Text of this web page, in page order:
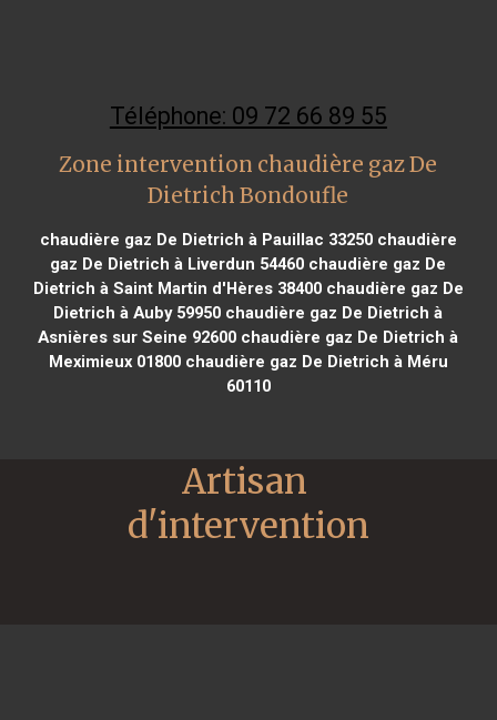
Téléphone: 09 72 66 89 55
Zone intervention chaudière gaz De
Dietrich Bondoufle
chaudière gaz De Dietrich à Pauillac 33250chaudière
gaz De Dietrich à Liverdun 54460 chaudière gaz De
Dietrich à Saint Martin d'Hères 38400chaudière gaz De
Dietrich à Auby 59950 chaudière gaz De Dietrich à
Asnières sur Seine 92600 chaudière gaz De Dietrich à
Meximieux 01800chaudière gaz De Dietrich à Méru
60110
Artisan
d'intervention